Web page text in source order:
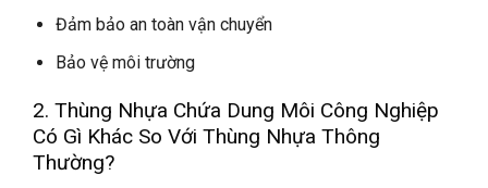
Đảm bảo an toàn vận chuyển
Bảo vệ môi trường
2. Thùng Nhựa Chứa Dung Môi Công Nghiệp
Có Gì Khác So Với Thùng Nhựa Thông
Thường?